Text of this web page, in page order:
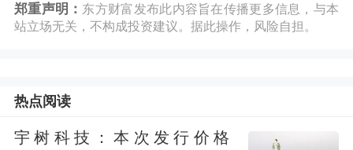
径达720米，是国内已建成跨度最大的
路轨两用钢桁梁悬索桥。然而，当时国
郑重声明： 东方财富发布此内容旨在传播更多信息，与本
站立场无关，不构成投资建议。据此操作，风险自担。
热点阅读
宇树科技：本次发行价格